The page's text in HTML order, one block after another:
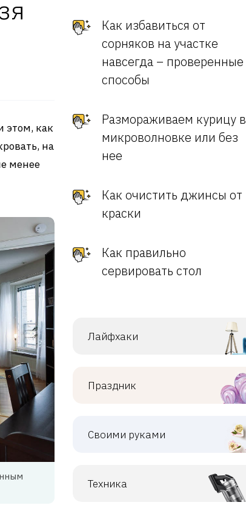
этом, как
на
менее
Как избавиться от
сорняков на участке
навсегда – проверенные
способы
Размораживаем курицу в
микроволновке или без
нее
Как очистить джинсы от
краски
Как правильно
сервировать стол
Лайфхаки
Праздник
Своими руками
Техника